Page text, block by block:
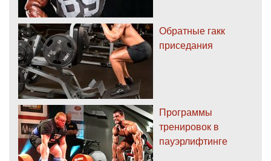
Обратные гакк
приседания
Программы
тренировок в
пауэрлифтинге